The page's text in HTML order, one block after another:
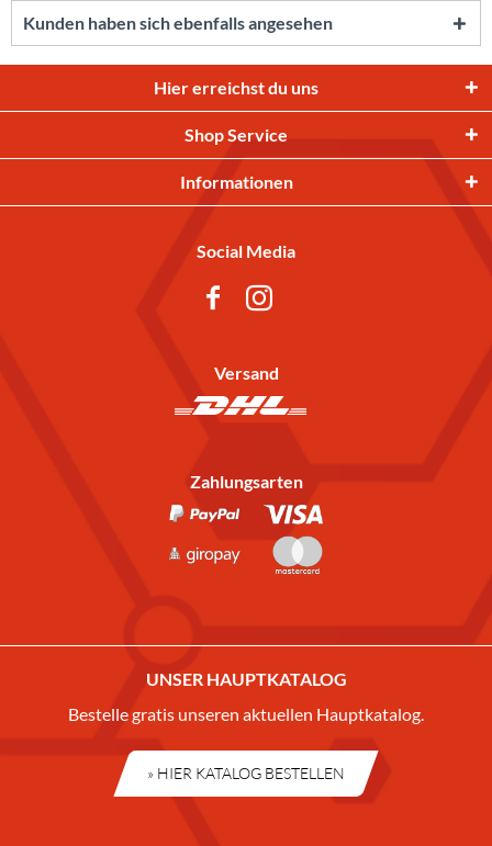
Kunden haben sich ebenfalls angesehen
Hier erreichst du uns
Shop Service
Informationen
Social Media
Versand
Zahlungsarten
UNSER HAUPTKATALOG
Bestelle gratis unseren aktuellen Hauptkatalog.
» HIER KATALOG BESTELLEN